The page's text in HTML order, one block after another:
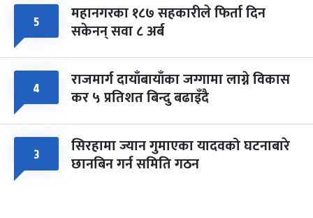
५ महानगरका १८७ सहकारीले फिर्ता दिन
सकेनन् सवा ८ अर्ब
४ राजमार्ग दायाँबायाँका जग्गामा लाग्ने विकास
कर ५ प्रतिशत बिन्दु बढाइँदै
३ सिरहामा ज्यान गुमाएका यादवको घटनाबारे
छानबिन गर्न समिति गठन